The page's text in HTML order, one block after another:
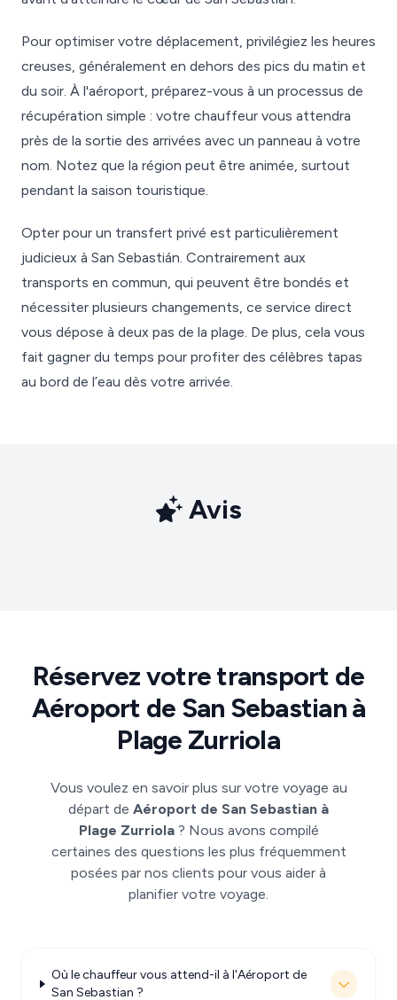
Pour optimiser votre déplacement, privilégiez les heures
creuses, généralement en dehors des pics du matin et
du soir. À l'aéroport, préparez-vous à un processus de
récupération simple : votre chauffeur vous attendra
près de la sortie des arrivées avec un panneau à votre
nom. Notez que la région peut être animée, surtout
pendant la saison touristique.
Opter pour un transfert privé est particulièrement
judicieux à San Sebastián. Contrairement aux
transports en commun, qui peuvent être bondés et
nécessiter plusieurs changements, ce service direct
vous dépose à deux pas de la plage. De plus, cela vous
fait gagner du temps pour profiter des célèbres tapas
au bord de l’eau dès votre arrivée.
Avis
Réservez votre transport de
Aéroport de San Sebastian à
Plage Zurriola
Vous voulez en savoir plus sur votre voyage au
départ de Aéroport de San Sebastian à
Plage Zurriola ? Nous avons compilé
certaines des questions les plus fréquemment
posées par nos clients pour vous aider à
planifier votre voyage.
Où le chauffeur vous attend-il à l'Aéroport de
San Sebastian ?